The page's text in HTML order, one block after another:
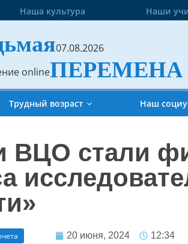
Наша культура Наши
07.08.2026
onlineПЕРЕМЕНА
Трудный возраст Наш
ВЦО стали
20 июня, 2024 12:34